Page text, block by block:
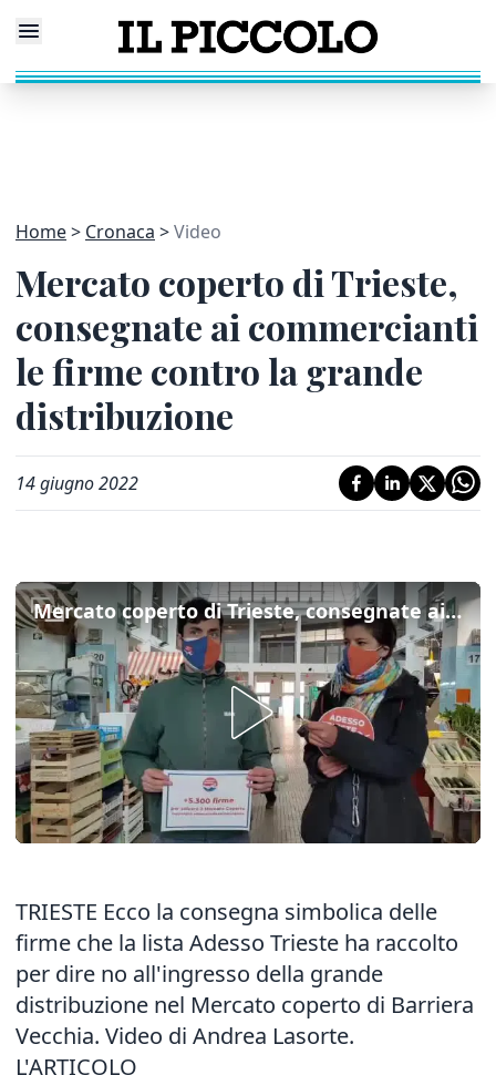
Home Cronaca Video
Mercato coperto di Trieste,
consegnate ai commercianti
le firme contro la grande
distribuzione
14 giugno 2022
Mercato coperto di Trieste, consegnate ai commercianti le firme contro la grande distribuzione
TRIESTE Ecco la consegna simbolica delle
firme che la lista Adesso Trieste ha raccolto
per dire no all'ingresso della grande
distribuzione nel Mercato coperto di Barriera
Vecchia. Video di Andrea Lasorte.
L'ARTICOLO